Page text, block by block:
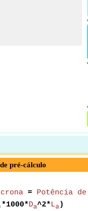
pré-cálculo
= Potência
*1000*Da^2*La )